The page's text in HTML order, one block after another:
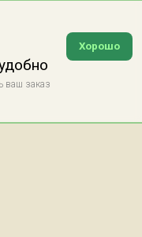
Хорошо
ваш заказ